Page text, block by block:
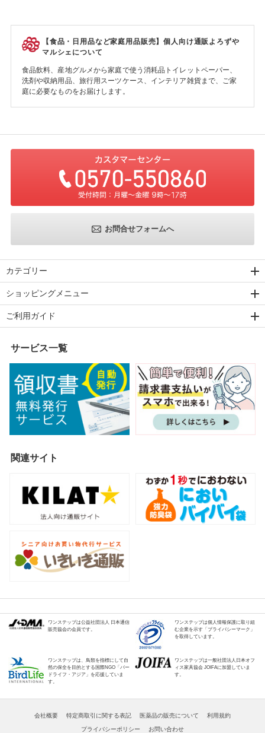
【食品・日用品など家庭用品販売】個人向け通販よろずや
マルシェについて
食品飲料、産地グルメから家庭で使う消耗品トイレットペーパー、
洗剤や収納用品、旅行用スーツケース、インテリア雑貨まで、ご家
庭に必要なものをお届けします。
お問合せフォームへ
カテゴリー
ショッピングメニュー
ご利用ガイド
サービス一覧
関連サイト
ワンステップは公益社団法人 日本通信
販売協会の会員です。
ワンステップは個人情報保護に取り組
む企業を示す「プライバシーマーク」
を取得しています。
ワンステップは、鳥類を指標にして自
然の保全を目的とする国際NGO「バー
ドライフ・アジア」を応援していま
す。
ワンステップは一般社団法人日本オフ
ィス家具協会 JOIFAに加盟していま
す。
会社概要 特定商取引に関する表記 医薬品の販売について 利用規約
プライバシーポリシー お問い合わせ